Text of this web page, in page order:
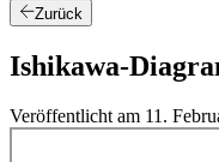
Zurück
Ishikawa-
Veröffentlicht am 11.